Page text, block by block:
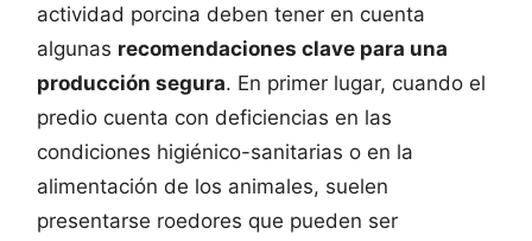
actividad porcina deben tener en cuenta
algunas recomendaciones clave para una
producción segura. En primer lugar, cuando el
predio cuenta con deficiencias en las
condiciones higiénico-sanitarias o en la
alimentación de los animales, suelen
presentarse roedores que pueden ser